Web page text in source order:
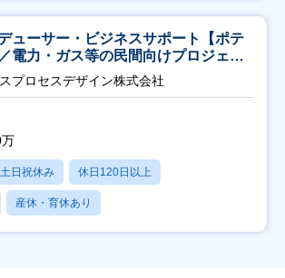
ューサー・ビジネスサポート【ポテ
電力・ガス等の民間向けプロジェク
プロセスデザイン株式会社
土日祝休み 休日120日以上
産休・育休あり